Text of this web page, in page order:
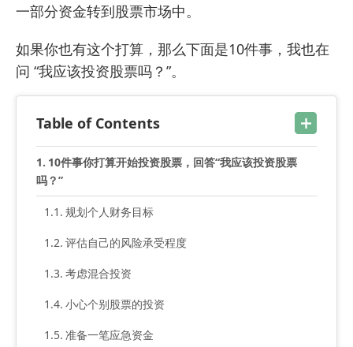
一部分资金转到股票市场中。
如果你也有这个打算，那么下面是10件事，我也在
问 “我应该投资股票吗？”。
Table of Contents
10件事你打算开始投资股票，回答“我应该投资股票
吗？”
规划个人财务目标
评估自己的风险承受程度
考虑混合投资
小心个别股票的投资
准备一笔应急资金